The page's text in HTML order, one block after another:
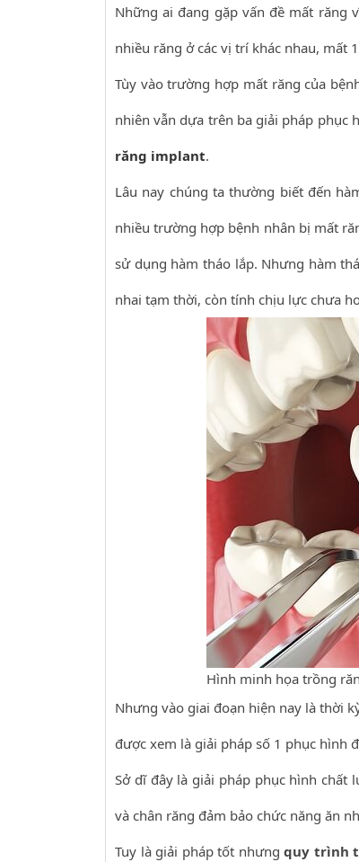
Những ai đang gặp vấn đề mất răng
nhiều răng ở các vị trí khác nhau,
Tùy vào trường hợp mất răng của
nhiên vẫn dựa trên ba giải pháp phục
răng implant.
Lâu nay chúng ta thường biết đến
nhiều trường hợp bệnh nhân bị mất
sử dụng hàm tháo lắp. Nhưng hàm
nhai tạm thời, còn tính chịu lực chưa
Hình minh họa trồng
Nhưng vào giai đoạn hiện nay là thời
được xem là giải pháp số 1 phục hình
Sở dĩ đây là giải pháp phục hình chất
và chân răng đảm bảo chức năng ăn
Tuy là giải pháp tốt nhưng quy trình